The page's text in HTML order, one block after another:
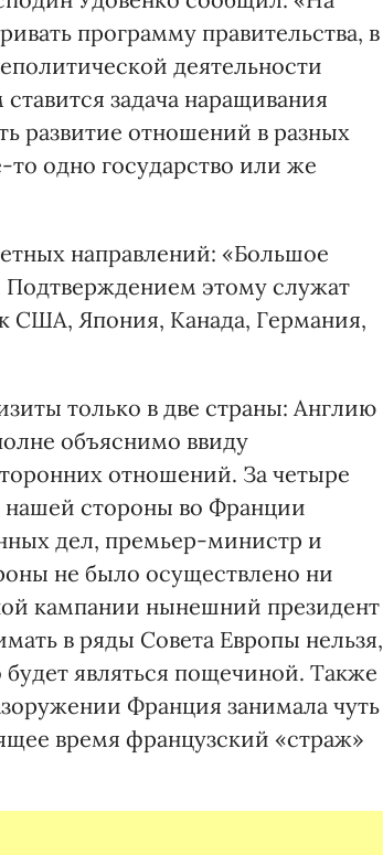
программу правительства, в
деятельности
задача наращивания
развитие отношений в разных
то одно государство или же
направлений: «Большое
Подтверждением этому служат
США, Япония, Канада, Германия,
только в две страны: Англию
объяснимо ввиду
отношений. За четыре
нашей стороны во Франции
дел, премьер-министр и
не было осуществлено ни
кампании нынешний президент
в ряды Совета Европы нельзя,
являться пощечиной. Также
Франция занимала чуть
время французский «страж»